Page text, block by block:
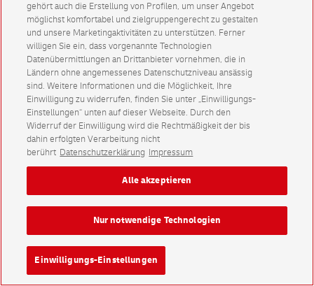
gehört auch die Erstellung von Profilen, um unser Angebot
möglichst komfortabel und zielgruppengerecht zu gestalten
und unsere Marketingaktivitäten zu unterstützen. Ferner
willigen Sie ein, dass vorgenannte Technologien
Datenübermittlungen an Drittanbieter vornehmen, die in
Ländern ohne angemessenes Datenschutzniveau ansässig
sind. Weitere Informationen und die Möglichkeit, Ihre
Einwilligung zu widerrufen, finden Sie unter „Einwilligungs-
Einstellungen“ unten auf dieser Webseite. Durch den
Widerruf der Einwilligung wird die Rechtmäßigkeit der bis
dahin erfolgten Verarbeitung nicht
berührt Datenschutzerklärung Impressum
Einwilligungs-Einstellungen
Nur notwendige Technologien
Alle akzeptieren